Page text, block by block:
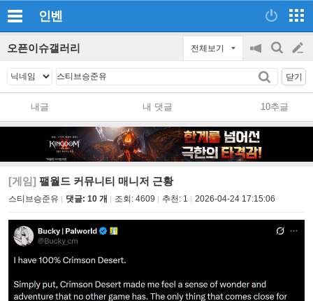
인벤
오픈이슈갤러리 전체보기
공
지
on/off
검
글
쓰
닫기
내글 내 댓글 10추글
[게임] 팰월드 커뮤니티 매니저 근황
스티브승준유 댓글: 10 개 조회: 4609 추천: 1 2026-04-24 17:15:06